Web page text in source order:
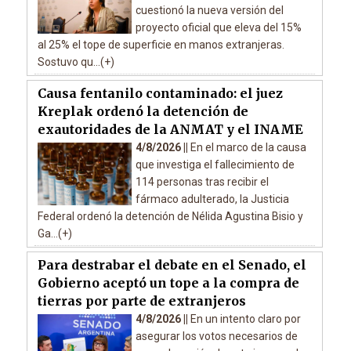
cuestionó la nueva versión del
proyecto oficial que eleva del 15%
al 25% el tope de superficie en manos extranjeras.
Sostuvo qu...(+)
Causa fentanilo contaminado: el juez
Kreplak ordenó la detención de
exautoridades de la ANMAT y el INAME
4/8/2026 ||
En el marco de la causa
que investiga el fallecimiento de
114 personas tras recibir el
fármaco adulterado, la Justicia
Federal ordenó la detención de Nélida Agustina Bisio y
Ga...(+)
Para destrabar el debate en el Senado, el
Gobierno aceptó un tope a la compra de
tierras por parte de extranjeros
4/8/2026 ||
En un intento claro por
asegurar los votos necesarios de